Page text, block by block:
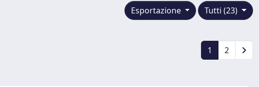
Tutti (23)
Esportazione
1 2